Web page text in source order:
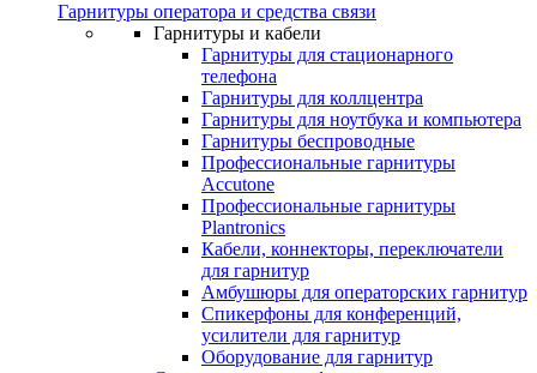
Гарнитуры оператора и средства связи
Гарнитуры и кабели
Гарнитуры для стационарного
телефона
Гарнитуры для коллцентра
Гарнитуры для ноутбука и компьютера
Гарнитуры беспроводные
Профессиональные гарнитуры
Accutone
Профессиональные гарнитуры
Plantronics
Кабели, коннекторы, переключатели
для гарнитур
Амбушюры для операторских гарнитур
Cпикерфоны для конференций,
усилители для гарнитур
Оборудование для гарнитур